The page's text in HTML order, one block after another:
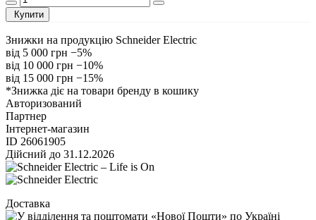
Купити
Знижки на продукцію Schneider Electric
від 5 000 грн −5%
від 10 000 грн −10%
від 15 000 грн −15%
*Знижка діє на товари бренду в кошику
Авторизований
Партнер
Інтернет-магазин
ID 26061905
Дійсний до 31.12.2026
Доставка